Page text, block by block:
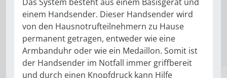
einem Handsender. Dieser Handsender wird
von den Hausnotrufteilnehmern zu Hause
permanent getragen, entweder wie eine
Armbanduhr oder wie ein Medaillon. Somit ist
der Handsender im Notfall immer griffbereit
und durch einen Knopfdruck kann Hilfe